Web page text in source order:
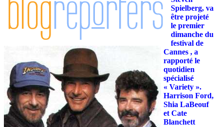
Spielberg, va
être projeté
le premier
dimanche du
festival de
Cannes , a
rapporté le
quotidien
spécialisé
« Variety ».
Harrison Ford,
Shia LaBeouf
et Cate
Blanchett